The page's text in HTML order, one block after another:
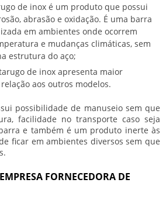
de inox é um produto que possui
abrasão e oxidação. É uma barra
em ambientes onde ocorrem
e mudanças climáticas, sem
estrutura do aço;
de inox apresenta maior
aos outros modelos.
possibilidade de manuseio sem que
facilidade no transporte caso seja
e também é um produto inerte às
ficar em ambientes diversos sem que
FORNECEDORA DE